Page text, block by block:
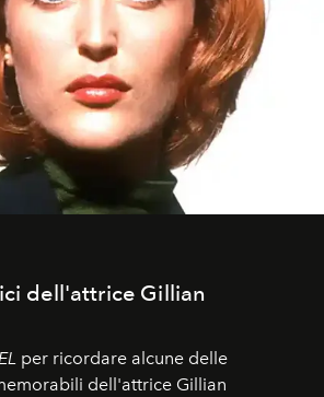
dell'attrice Gillian
per ricordare alcune delle
dell'attrice Gillian